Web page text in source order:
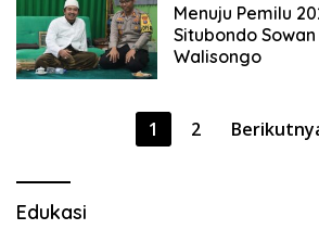
Menuju Pemilu
Situbondo
Walisongo
1 2
Edukasi